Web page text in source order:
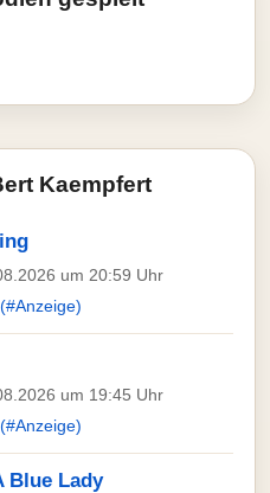
Kaempfert
um 20:59 Uhr
um 19:45 Uhr
Blue Lady